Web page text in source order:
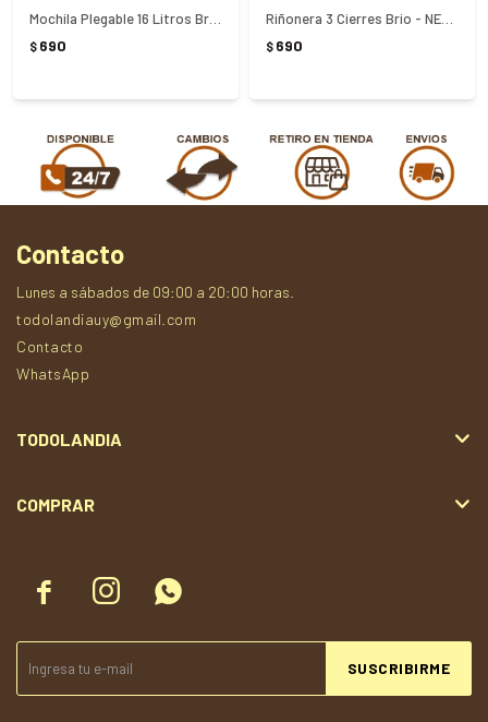
$ 690 $ 690
  
SUSCRIBIRME
Contacto
Lunes a sábados de 09:00 a 20:00 horas.
todolandiauy@gmail.com
Contacto
WhatsApp
TODOLANDIA
COMPRAR